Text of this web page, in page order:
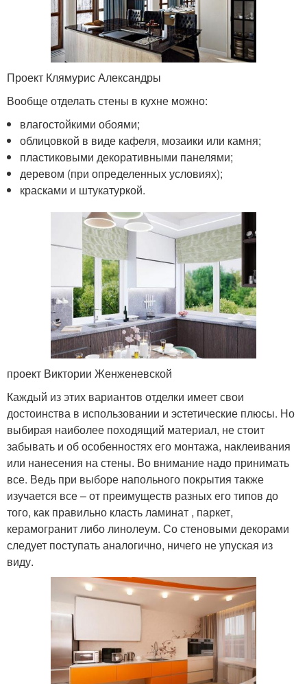
Проект Клямурис Александры
Вообще отделать стены в кухне можно:
влагостойкими обоями;
облицовкой в виде кафеля, мозаики или камня;
пластиковыми декоративными панелями;
деревом (при определенных условиях);
красками и штукатуркой.
проект Виктории Женженевской
Каждый из этих вариантов отделки имеет свои
достоинства в использовании и эстетические плюсы. Но
выбирая наиболее походящий материал, не стоит
забывать и об особенностях его монтажа, наклеивания
или нанесения на стены. Во внимание надо принимать
все. Ведь при выборе напольного покрытия также
изучается все – от преимуществ разных его типов до
того, как правильно класть ламинат , паркет,
керамогранит либо линолеум. Со стеновыми декорами
следует поступать аналогично, ничего не упуская из
виду.